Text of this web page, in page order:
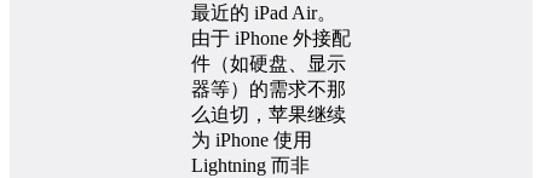
最近的 iPad Air。
由于 iPhone 外接配
件（如硬盘、显示
器等）的需求不那
么迫切，苹果继续
为 iPhone 使用
Lightning 而非